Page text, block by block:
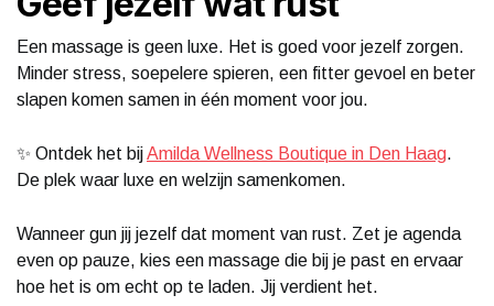
Een massage is geen luxe. Het is goed voor jezelf zorgen.
Minder stress, soepelere spieren, een fitter gevoel en beter
slapen komen samen in één moment voor jou.
✨ Ontdek het bijAmilda Wellness Boutique in Den Haag.
De plek waar luxe en welzijn samenkomen.
Wanneer gun jij jezelf dat moment van rust. Zet je agenda
even op pauze, kies een massage die bij je past en ervaar
hoe het is om echt op te laden. Jij verdient het.